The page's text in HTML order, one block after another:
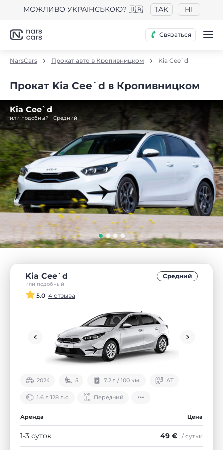
МОЖЛИВО УКРАЇНСЬКОЮ? 🇺🇦 ТАК НІ
Связаться
NarsCars Прокат авто в Кропивницком Kia Cee`d
Прокат Kia Cee`d в Кропивницком
Kia Cee`d
или подобный | Средний
Kia Cee`d
или подобный
Средний
5.0 4 отзыва
2024 5 7.2 л / 100 км. АТ
1.6 л 128 л.с. Передний
Аренда Цена
1-3 суток 49 € / сутки